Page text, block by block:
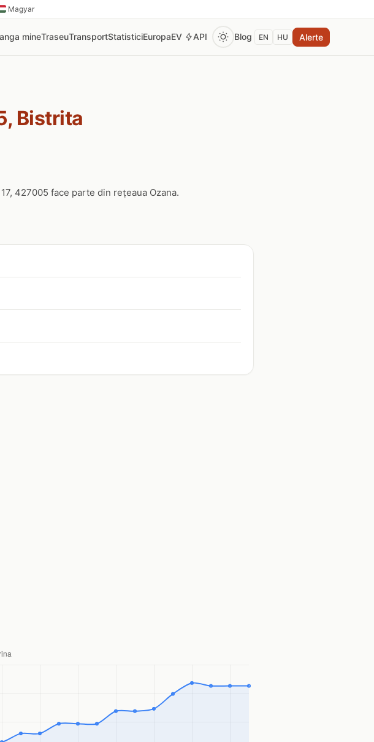
Magyar
mineTraseuTransportStatisticiEuropaEV API Blog EN HU Alerte
Bistrita
427005 face parte din rețeaua Ozana.